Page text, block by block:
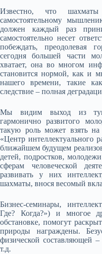
Известно, что
самостоятельному
должен каждый раз
самостоятельно несет
побеждать, преодолевая
сегодня большей части
хватает, она во многом
становится нормой, как и
нашего времени, такие
следствие – полная
Мы видим выход из
гармонично развитого
такую роль может взять
«Центр интеллектуального
ближайшем будущем
детей, подростков,
сферам человеческой
развивать у них
шахматы, внося весомый
Бизнес-семинары,
Где? Когда?») и многое
обстановке, помогут
природы награждены.
физической составляющей
т.д.